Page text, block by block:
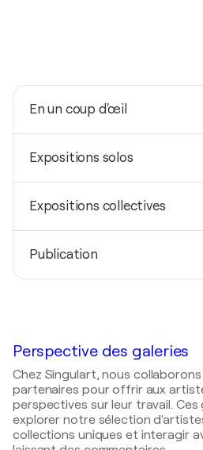
En un coup d'œil
Portugal
Né(e) en
1971
Visuelle
Expositions solos
Moods on Cork / Eurostars
2016
2015
Portugal
2014
Metamorfose / Junta de
Esposende, Portugal
Expositions collectives
Through Art Resist &
2015
Perception / Smart4Art -
2015
10ª EXPOSIÇÃO SHAIR /
Braga, Portugal
Publication
Perspective des galeries
Chez Singulart, nous
partenaires pour offrir aux
perspectives sur leur travail. Ces
explorer notre sélection
collections uniques et interagir